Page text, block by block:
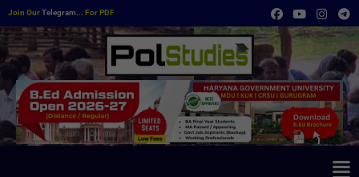
Join OurTelegram... For PDF